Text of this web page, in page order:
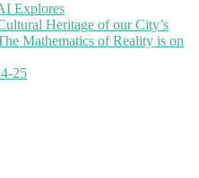
Explores
Heritage of our City’s
Mathematics of Reality is on
25